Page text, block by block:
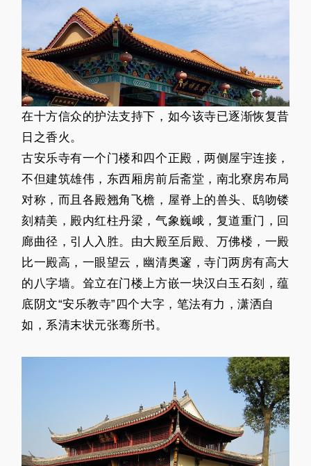
在十方信众的护法支持下，如今该寺已逐渐恢复昔
日之香火。
古安乐寺有一个门楼和四个正殿，两侧屋宇连接，
不但建筑雄伟，东西厢房前后斋堂，南北寮房布局
对称，而且各殿翘角飞檐，屋脊上的兽头、鸱吻镂
刻精美，殿内红柱丹梁，气象巍峨，复道重门，回
廊曲径，引人入胜。由大殿至后殿、万佛楼，一殿
比一殿高，一眼望云，幽清奥邃，寺门两房有高大
的八字墙。耸立在门楼上方嵌一块汉白玉石刻，蕴
底阴文“安乐教寺”四个大字，笔法有力，潇洒自
如，系清末状元张骞所书。